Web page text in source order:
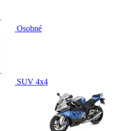
Osobné
SUV 4x4